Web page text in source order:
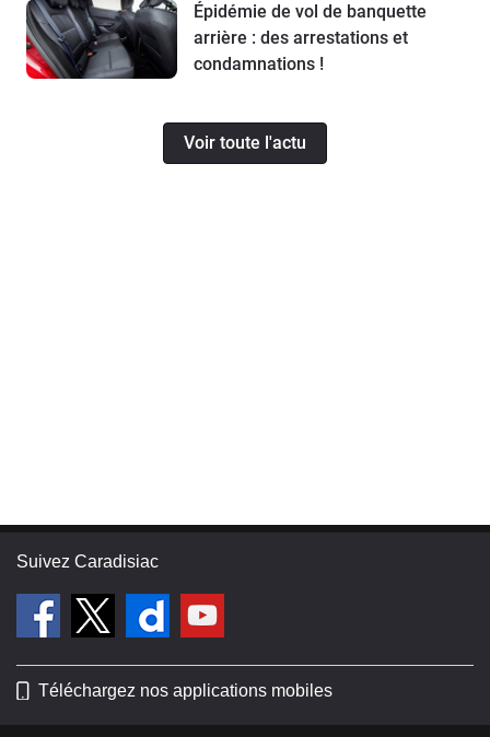
Épidémie de vol de banquette
arrière : des arrestations et
condamnations !
Voir toute l'actu
Suivez Caradisiac
Téléchargez nos applications mobiles